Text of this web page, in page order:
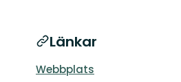
Länkar
Webbplats